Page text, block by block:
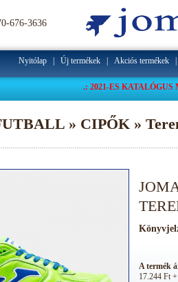
676-3636
Nyitólap| Új termékek| Akciós termékek|
.: 2021-ES
» CIPŐK »
A termék
17.244 Ft